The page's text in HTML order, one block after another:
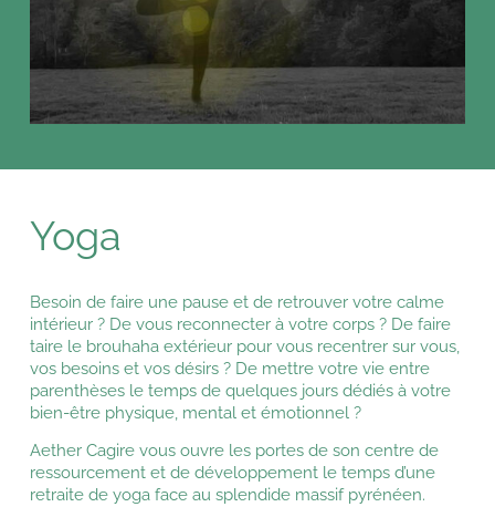
Yoga
Besoin de faire une pause et de retrouver votre calme
intérieur ? De vous reconnecter à votre corps ? De faire
taire le brouhaha extérieur pour vous recentrer sur vous,
vos besoins et vos désirs ? De mettre votre vie entre
parenthèses le temps de quelques jours dédiés à votre
bien-être physique, mental et émotionnel ?
Aether Cagire vous ouvre les portes de son centre de
ressourcement et de développement le temps d’une
retraite de yoga face au splendide massif pyrénéen.